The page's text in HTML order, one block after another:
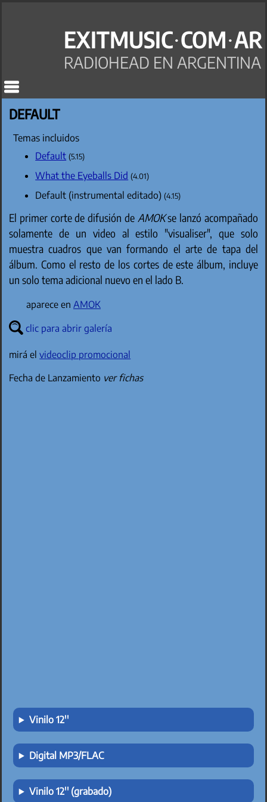
EXITMUSIC·COM·AR
RADIOHEAD EN ARGENTINA
DEFAULT
Default (5.15)
What the Eyeballs Did (4.01)
Default (instrumental editado)(4.15)
El primer corte de difusión de AMOKse lanzó acompañado
solamente de un video al estilo "visualiser", que solo
muestra cuadros que van formando el arte de tapa del
álbum. Como el resto de los cortes de este álbum, incluye
un solo tema adicional nuevo en el lado B.
aparece en AMOK
clic para abrir galería
mirá elvideoclip promocional
Fecha de Lanzamiento ver fichas
Vinilo 12''
Digital MP3/FLAC
Vinilo 12'' (grabado)